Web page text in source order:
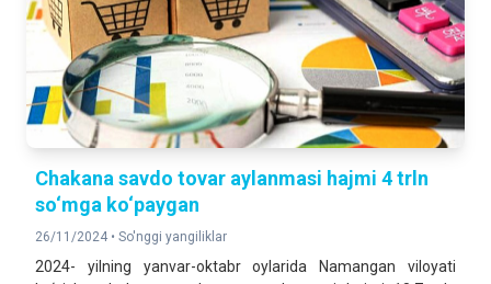
Chakana savdo tovar aylanmasi hajmi 4 trln
so‘mga ko‘paygan
26/11/2024 • So'nggi yangiliklar
2024- yilning yanvar-oktabr oylarida Namangan viloyati